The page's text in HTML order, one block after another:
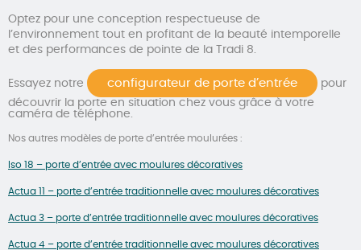
Optez pour une conception respectueuse de
l’environnement tout en profitant de la beauté intemporelle
et des performances de pointe de la Tradi 8.
Essayez notre configurateur de porte d’entrée
pour
découvrir la porte en situation chez vous grâce à votre
caméra de téléphone.
Nos autres modèles de porte d’entrée moulurées :
Iso 18 – porte d’entrée avec moulures décoratives
Actua 11 – porte d’entrée traditionnelle avec moulures décoratives
Actua 3 – porte d’entrée traditionnelle avec moulures décoratives
Actua 4 – porte d’entrée traditionnelle avec moulures décoratives